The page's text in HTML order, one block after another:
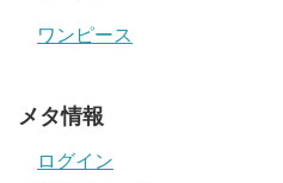
ワンピース
メタ情報
ログイン